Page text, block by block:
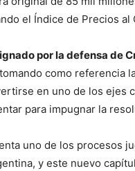
el Índice de Precios al
por la defensa de
como referencia
en uno de los ejes
para impugnar la
uno de los procesos
y este nuevo